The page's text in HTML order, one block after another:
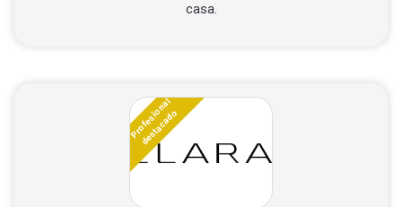
casa.
Profesional
destacado